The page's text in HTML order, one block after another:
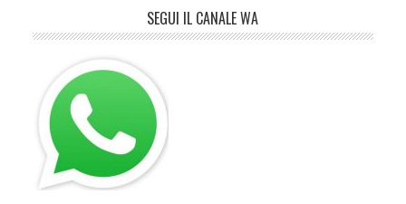
SEGUI IL CANALE WA